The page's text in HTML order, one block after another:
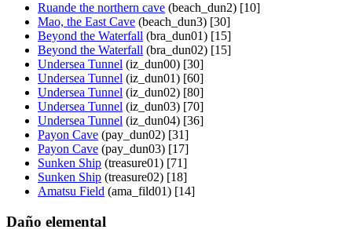
Ruande the northern cave (beach_dun2) [10]
Mao, the East Cave (beach_dun3) [30]
Beyond the Waterfall (bra_dun01) [15]
Beyond the Waterfall (bra_dun02) [15]
Undersea Tunnel (iz_dun00) [30]
Undersea Tunnel (iz_dun01) [60]
Undersea Tunnel (iz_dun02) [80]
Undersea Tunnel (iz_dun03) [70]
Undersea Tunnel (iz_dun04) [36]
Payon Cave (pay_dun02) [31]
Payon Cave (pay_dun03) [17]
Sunken Ship (treasure01) [71]
Sunken Ship (treasure02) [18]
Amatsu Field (ama_fild01) [14]
Daño elemental